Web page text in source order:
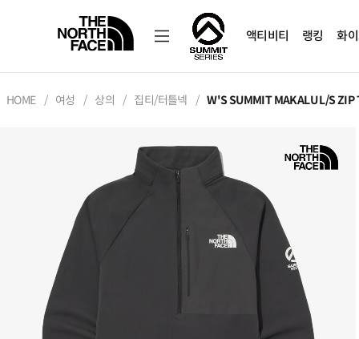
액티비티 랭킹 화
HOME 여성 상의 집티/터틀넥 W'S SUMMIT MAKALU L/S ZIP